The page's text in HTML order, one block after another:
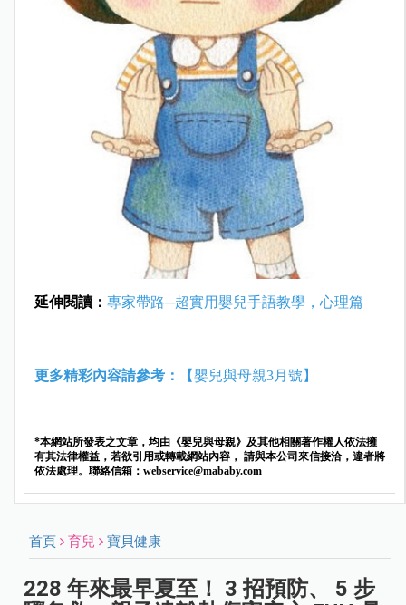
延伸閱讀： 專家帶路─超實用嬰兒手語教學，心理篇
更多精彩內容請參考： 【嬰兒與母親3月號】
*本網站所發表之文章，均由《嬰兒與母親》及其他相關著作權人依法擁
有其法律權益，若欲引用或轉載網站內容， 請與本公司來信接洽，違者將
依法處理。聯絡信箱： webservice@mababy.com
首頁 育兒 寶貝健康
228 年來最早夏至！ 3 招預防、 5 步